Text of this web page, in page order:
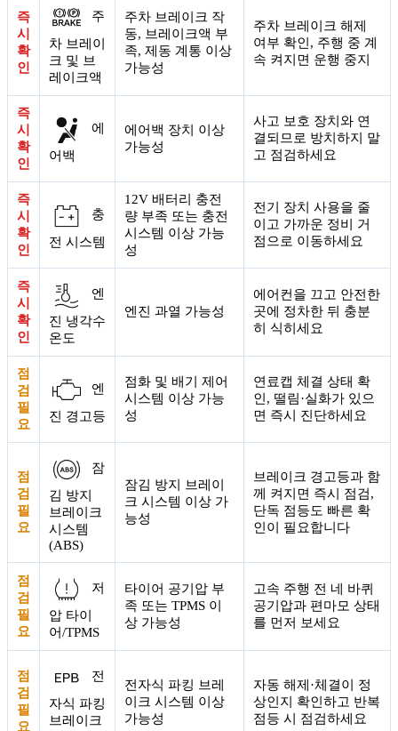
즉
시
확
인
주
차 브레이
크 및 브
레이크액
주차 브레이크 작
동, 브레이크액 부
족, 제동 계통 이상
가능성
주차 브레이크 해제
여부 확인, 주행 중 계
속 켜지면 운행 중지
즉
시
확
인
에
어백
에어백 장치 이상
가능성
사고 보호 장치와 연
결되므로 방치하지 말
고 점검하세요
즉
시
확
인
충
전 시스템
12V 배터리 충전
량 부족 또는 충전
시스템 이상 가능
성
전기 장치 사용을 줄
이고 가까운 정비 거
점으로 이동하세요
즉
시
확
인
엔
진 냉각수
온도
엔진 과열 가능성
에어컨을 끄고 안전한
곳에 정차한 뒤 충분
히 식히세요
점
검
필
요
엔
진 경고등
점화 및 배기 제어
시스템 이상 가능
성
연료캡 체결 상태 확
인, 떨림·실화가 있으
면 즉시 진단하세요
점
검
필
요
잠
김 방지
브레이크
시스템
(ABS)
잠김 방지 브레이
크 시스템 이상 가
능성
브레이크 경고등과 함
께 켜지면 즉시 점검,
단독 점등도 빠른 확
인이 필요합니다
점
검
필
요
저
압 타이
어/TPMS
타이어 공기압 부
족 또는 TPMS 이
상 가능성
고속 주행 전 네 바퀴
공기압과 편마모 상태
를 먼저 보세요
점
검
필
요
전
자식 파킹
브레이크
전자식 파킹 브레
이크 시스템 이상
가능성
자동 해제·체결이 정
상인지 확인하고 반복
점등 시 점검하세요